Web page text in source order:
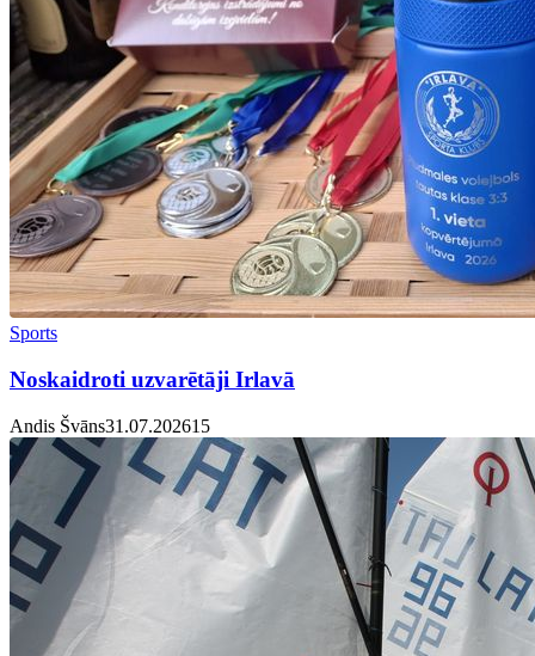
Sports
Noskaidroti uzvarētāji Irlavā
Andis Švāns31.07.20261 5